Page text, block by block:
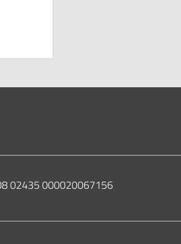
02435 000020067156